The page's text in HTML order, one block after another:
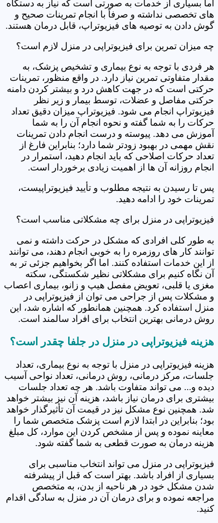
اما بسیاری از خدمات به صورتی است که نیاز به دستگاه
های تخصصی نداشته و صرفاً با انجام تمرینات صحیح و
گوش دادن به توصیه های فیزیوتراپ، قابل درمان هستند.
چه میزان تمرین برای فیزیوتراپی در منزل لازم است؟
هر فردی با توجه به نوع بیماری و تشخیص پزشک، به
مقدار متفاوتی تمرین نیاز دارد. در واقع منظور، تمرینات
حرکتی است که در جهت کاهش درد و بیشتر کردن دامنه
حرکتی مفاصل و عضلات، توسط بیمار و زیر نظر
فیزیوتراپ انجام می شود. فیزیوتراپ میزان دقیق تعداد
حرکات را به شما گفته و نحوه انجام آن را به شما
آموزش می دهد. پیوسته و درست انجام دادن تمرینات
نقش مهمی در بهبود زودتر شما دارد؛ بنابراین فارغ از
تعداد حرکات اصلاحی که باید انجام دهید، استمرار در
انجام روزانه آن ها از اهمیت زیادی برخوردار است.
پس تا رسیدن به نتیجه مطلوب و تأیید فیزیوتراپیست،
تمرینات خود را ادامه دهید.
فیزیوتراپی در منزل برای چه مشکلاتی مناسب است؟
به طور کلی افرادی که مشکل در حرکت داشته و نمی
توانند کار های روزمره را به خوبی انجام دهند، می توانند
از این خدمات استفاده کنند. اما اگر بخواهیم جزئی تر به
آن نگاه کنیم برای مشکلاتی نظیر شکستگی، سکته
مغزی یا قلبی، تعویض مفصل هیپ و زانو، بیماری اعصاب
و مشکلات پس از جراحی می توان از فیزیوتراپی در
منزل استفاده کرد. همچنین همانطور که اشاره شد، این
روش درمانی بهترین انتخاب برای افراد سالمند است.
هزینه فیزیوتراپی در منزل در جلفا چقدر است؟
هزینه فیزیوتراپی در منزل با توجه به نوع بیماری، تعداد
جلسات، مرکز درمانی، روش درمانی، تعداد نواحی آسیب
دیده و... می تواند متفاوت باشد. هر چه تعداد جلسات
بیشتری برای درمان نیاز باشد، هزینه آن نیز بیشتر خواهد
شد. همچنین نوع مشکل نیز در قیمت آن تأثیرگذار خواهد
بود؛ بنابراین در ابتدا لازم است پزشک متخصص شما را
معاینه نموده و پس از مشخص کردن این موارد، کل مبلغ
هزینه درمان به صورت قطعی به شما گفته شود.
فیزیوتراپی در منزل می تواند انتخاب مناسبی برای
بسیاری از افراد باشد. بهتر است که قبل از پیشرفته
شدن مشکل خود در هر ناحیه از بدن، به متخصص
مراجعه نموده و برای درمان آن در منزل به سادگی اقدام
کنید.